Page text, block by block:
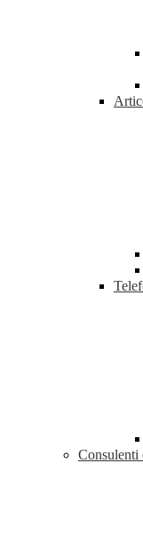
Consulenti